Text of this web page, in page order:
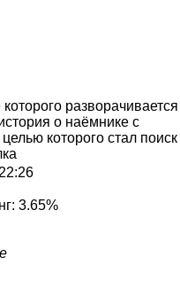
разворачивается
о наёмнике с
которого стал поиск
3.65%